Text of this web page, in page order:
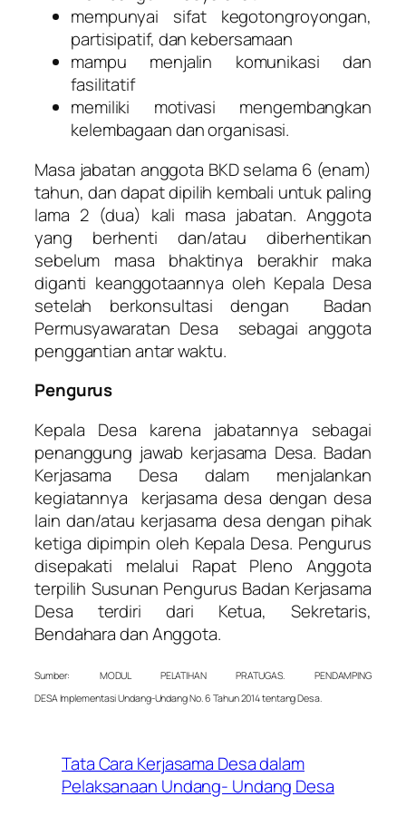
mempunyai sifat kegotongroyongan,
partisipatif, dan kebersamaan
mampu menjalin komunikasi dan
fasilitatif
memiliki motivasi mengembangkan
kelembagaan dan organisasi.
Masa jabatan anggota BKD selama 6 (enam)
tahun, dan dapat dipilih kembali untuk paling
lama 2 (dua) kali masa jabatan. Anggota
yang berhenti dan/atau diberhentikan
sebelum masa bhaktinya berakhir maka
diganti keanggotaannya oleh Kepala Desa
setelah berkonsultasi dengan Badan
Permusyawaratan Desa sebagai anggota
penggantian antar waktu.
Pengurus
Kepala Desa karena jabatannya sebagai
penanggung jawab kerjasama Desa. Badan
Kerjasama Desa dalam menjalankan
kegiatannya kerjasama desa dengan desa
lain dan/atau kerjasama desa dengan pihak
ketiga dipimpin oleh Kepala Desa. Pengurus
disepakati melalui Rapat Pleno Anggota
terpilih Susunan Pengurus Badan Kerjasama
Desa terdiri dari Ketua, Sekretaris,
Bendahara dan Anggota.
Sumber: MODUL PELATIHAN PRATUGAS. PENDAMPING
DESA Implementasi Undang-Undang No. 6 Tahun 2014 tentang Desa.
Tata Cara Kerjasama Desa dalam
Pelaksanaan Undang- Undang Desa